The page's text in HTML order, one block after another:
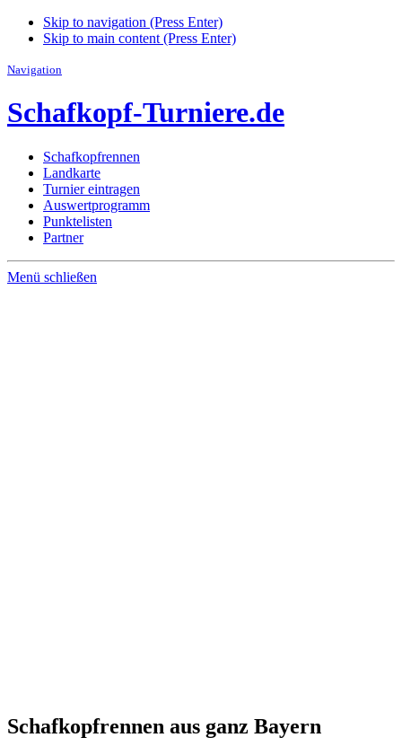
Skip to navigation (Press Enter)
Skip to main content (Press Enter)
Navigation
Schafkopf-Turniere.de
Schafkopfrennen
Landkarte
Turnier eintragen
Auswertprogramm
Punktelisten
Partner
Menü schließen
Schafkopfrennen aus ganz Bayern